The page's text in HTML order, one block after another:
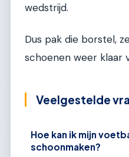
wedstrijd.
Dus pak die borstel,
schoenen weer klaar
Veelgestelde
Hoe kan ik mijn
schoonmaken?